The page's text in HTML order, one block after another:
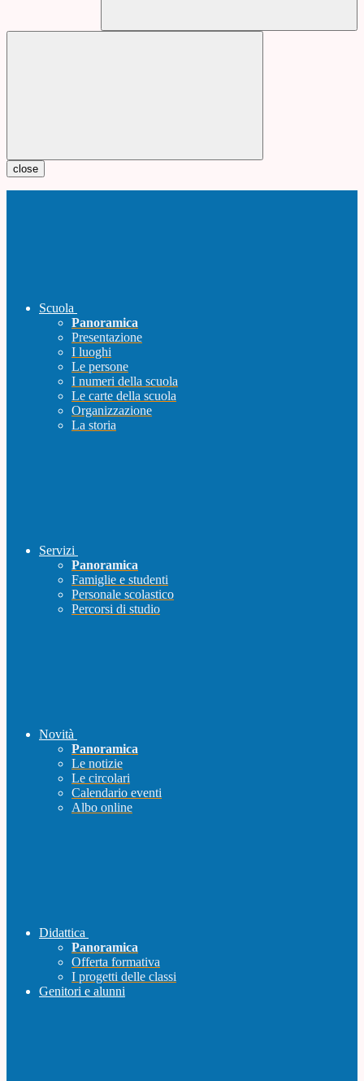
close
Scuola
Panoramica
Presentazione
I luoghi
Le persone
I numeri della scuola
Le carte della scuola
Organizzazione
La storia
Servizi
Panoramica
Famiglie e studenti
Personale scolastico
Percorsi di studio
Novità
Panoramica
Le notizie
Le circolari
Calendario eventi
Albo online
Didattica
Panoramica
Offerta formativa
I progetti delle classi
Genitori e alunni